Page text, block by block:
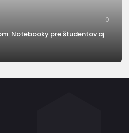
0
Notebooky pre študentov aj